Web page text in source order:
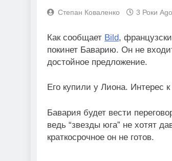
Степан Коваленко 3 Роки Ago
Как сообщает Bild,
покинет Баварию. Он не
достойное предложение.
Его купили у Лиона. Интерес
Бавария будет вести
ведь “звезды юга” не хотят
краткосрочное он не готов.